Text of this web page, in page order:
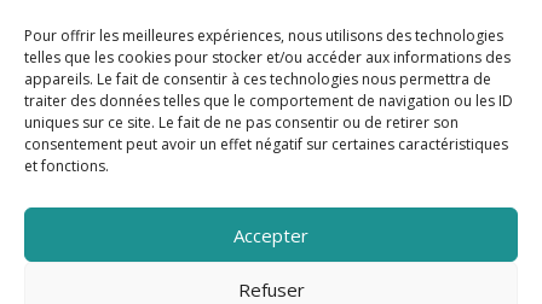
Pour offrir les meilleures expériences, nous utilisons des technologies
telles que les cookies pour stocker et/ou accéder aux informations des
appareils. Le fait de consentir à ces technologies nous permettra de
traiter des données telles que le comportement de navigation ou les ID
uniques sur ce site. Le fait de ne pas consentir ou de retirer son
consentement peut avoir un effet négatif sur certaines caractéristiques
et fonctions.
Accepter
Refuser
FAIRE UN DON